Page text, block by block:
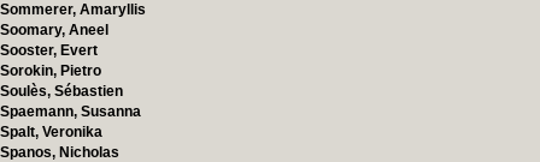
Sommerer, Amaryllis
Soomary, Aneel
Sooster, Evert
Sorokin, Pietro
Soulès, Sébastien
Spaemann, Susanna
Spalt, Veronika
Spanos, Nicholas